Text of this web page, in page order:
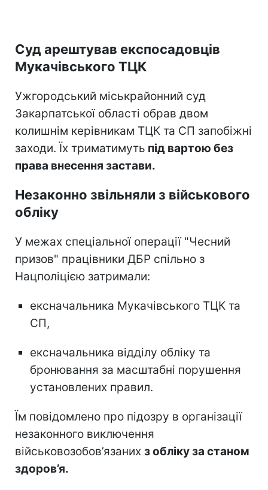
Суд арештував експосадовців
Мукачівського ТЦК
Ужгородський міськрайонний суд
Закарпатської області обрав двом
колишнім керівникам ТЦК та СП запобіжні
заходи. Їх триматимуть під вартою без
права внесення застави.
Незаконно звільняли з військового
обліку
У межах спеціальної операції "Чесний
призов" працівники ДБР спільно з
Нацполіцією затримали:
ексначальника Мукачівського ТЦК та
СП,
ексначальника відділу обліку та
бронювання за масштабні порушення
установлених правил.
Їм повідомлено про підозру в організації
незаконного виключення
військовозобов’язаних з обліку за станом
здоров’я.